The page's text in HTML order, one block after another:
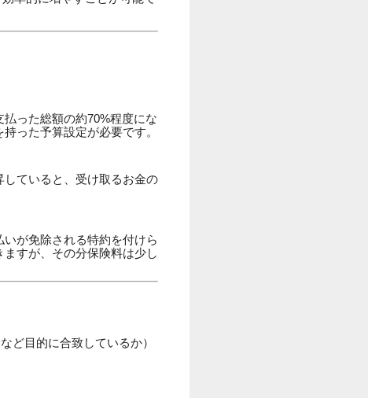
った総額の約70%程度にな
った予算設定が必要です。
ていると、受け取るお金の
が免除される特約を付けら
すが、その分保険料は少し
ど目的に合致しているか）